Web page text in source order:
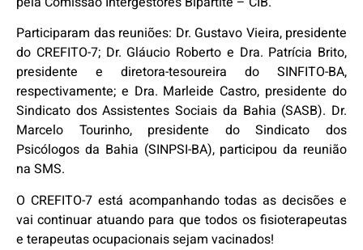
Participaram das reuniões: Dr. Gustavo Vieira, presidente
do CREFITO-7; Dr. Gláucio Roberto e Dra. Patrícia Brito,
presidente e diretora-tesoureira do SINFITO-BA,
respectivamente; e Dra. Marleide Castro, presidente do
Sindicato dos Assistentes Sociais da Bahia (SASB). Dr.
Marcelo Tourinho, presidente do Sindicato dos
Psicólogos da Bahia (SINPSI-BA), participou da reunião
na SMS.
O CREFITO-7 está acompanhando todas as decisões e
vai continuar atuando para que todos os fisioterapeutas
e terapeutas ocupacionais sejam vacinados!